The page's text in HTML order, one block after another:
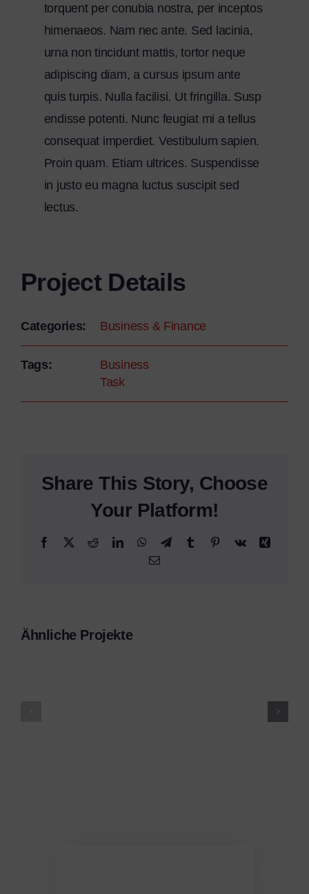
torquent per conubia nostra, per inceptos
himenaeos. Nam nec ante. Sed lacinia,
urna non tincidunt mattis, tortor neque
adipiscing diam, a cursus ipsum ante
quis turpis. Nulla facilisi. Ut fringilla. Susp
endisse potenti. Nunc feugiat mi a tellus
consequat imperdiet. Vestibulum sapien.
Proin quam. Etiam ultrices. Suspendisse
in justo eu magna luctus suscipit sed
lectus.
Project Details
Categories: Business & Finance
Tags:
Business
Task
Share This Story, Choose
Your Platform!
Facebook
X RedditLinkedInWhatsApp
TelegramTumblr PinterestVk
E-
Ähnliche Projekte
Supply
Chain